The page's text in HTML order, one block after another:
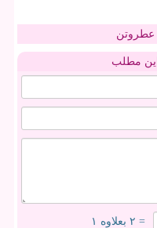
عطروتن
مطلب
= ۲ بعلاوه ۱